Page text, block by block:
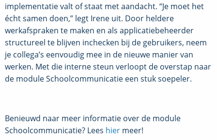
implementatie valt of staat met aandacht. “Je moet het
écht samen doen,” legt Irene uit. Door heldere
werkafspraken te maken en als applicatiebeheerder
structureel te blijven inchecken bij de gebruikers, neem
je collega’s eenvoudig mee in de nieuwe manier van
werken. Met die interne steun verloopt de overstap naar
de module Schoolcommunicatie een stuk soepeler.
Benieuwd naar meer informatie over de module
Schoolcommunicatie? Lees hier meer!